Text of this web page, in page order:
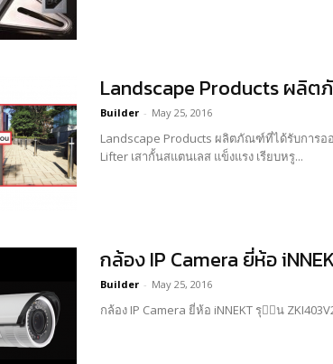
Landscape Products ผลิ
Builder - May 25, 2016
Landscape Products ผลิตภัณฑ์ที่ได้รับการออกแบบที่เน้นมาตรฐานในการผลิต คำนึงถึงความปลอดภัย และความสะดวกในการใช้งาน ได้แก่
Lifter เสากั้นสแตนเลส แข็งแรง เรียบหรู...
กล้อง IP Camera ยี่ห้อ
Builder - May 25, 2016